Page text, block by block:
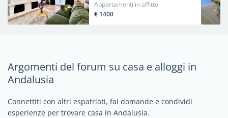
Appartamenti in affitto
€ 1400
Argomenti del forum su casa e alloggi in
Andalusia
Connettiti con altri espatriati, fai domande e condividi
esperienze per trovare casa in Andalusia.